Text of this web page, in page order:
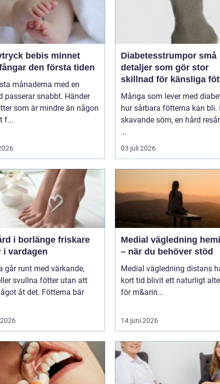
bebis minnet
den första tiden
månaderna med en
passerar snabbt. Händer
som är mindre än någon
f...
Diabetesstrumpor små
detaljer som gör stor
skillnad för känsliga
Många som lever med
hur sårbara fötterna kan bli.
skavande söm, en hård
...
03 juli 2026
i borlänge friskare
i vardagen
går runt med värkande,
svullna fötter utan att
åt det. Fötterna bär
Medial vägledning
– när du behöver stöd
Medial vägledning distans
kort tid blivit ett naturligt
för m&arin...
14 juni 2026